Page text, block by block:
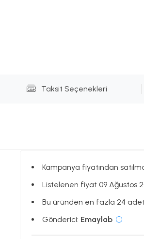
Taksit Seçenekleri
Kampanya fiyatından
Listelenen fiyat 09 Ağustos
Bu üründen en fazla 24 adet
Gönderici: Emaylab